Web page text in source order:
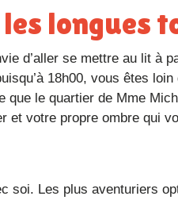
les longues
18h00, vous êtes
que le quartier de Mme
et votre propre ombre qui